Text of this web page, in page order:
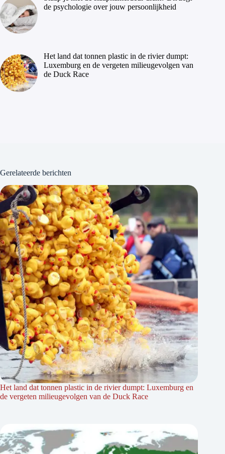
de psychologie over jouw persoonlijkheid
Het land dat tonnen plastic in de rivier dumpt:
Luxemburg en de vergeten milieugevolgen van
de Duck Race
Gerelateerde berichten
Het land dat tonnen plastic in de rivier dumpt: Luxemburg en
de vergeten milieugevolgen van de Duck Race